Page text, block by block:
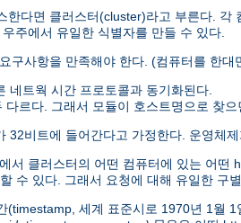
한다면 클러스터(cluster)라고 부른다.
주에서 유일한 식별자를 만들 수 있다.
구사항을 만족해야 한다. (컴퓨터를 한
네트웍 시간 프로토콜과 동기화된다.
다르다. 그래서 모듈이 호스트명으로 찾
32비트에 들어간다고 가정한다. 운영체
서 클러스터의 어떤 컴퓨터에 있는 어
수 있다. 그래서 요청에 대해 유일한 구
(timestamp, 세계 표준시로 1970년 1월